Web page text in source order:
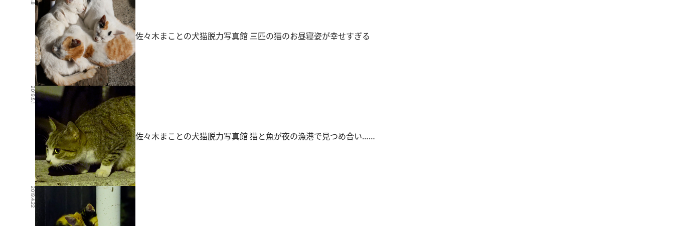
佐々木まことの犬猫脱力写真館 三匹の猫のお昼寝姿が幸せすぎる
2019.5.1
佐々木まことの犬猫脱力写真館 猫と魚が夜の漁港で見つめ合い……
2019.4.22